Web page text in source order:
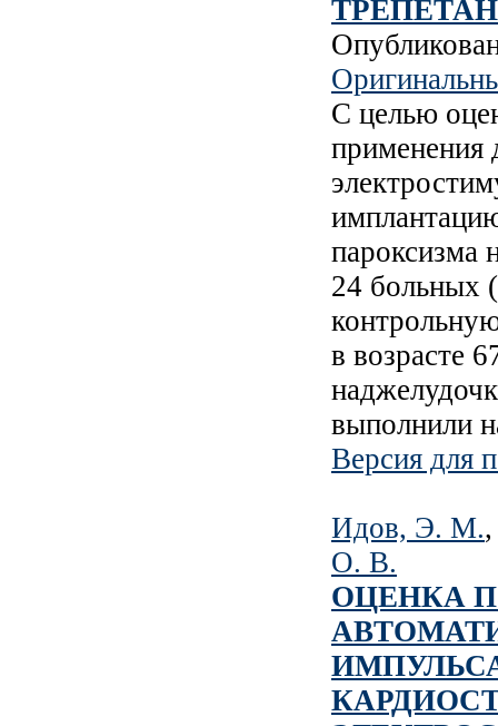
С целью
применения
пароксизма
24 больных
в возрасте
выполнили
Версия для
Идов, Э. М.
О. В.
ОЦЕНКА